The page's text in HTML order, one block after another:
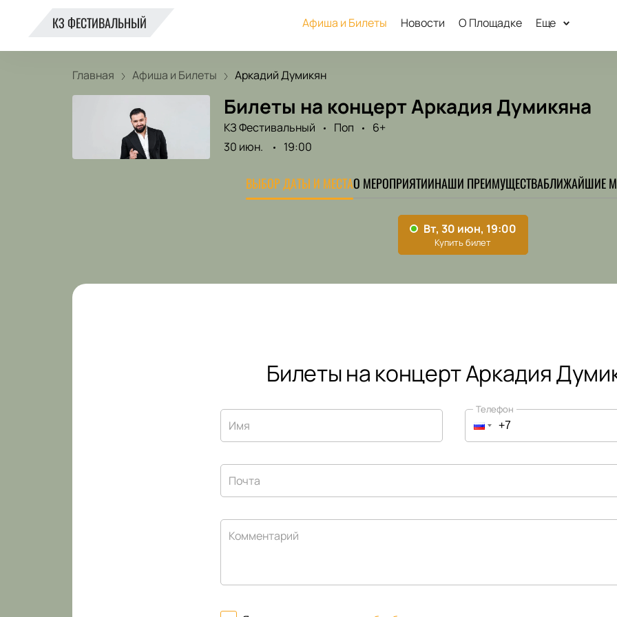
КЗ ФЕСТИВАЛЬНЫЙ Афиша и Билеты Новости О Площадке Еще
Главная Афиша и Билеты Аркадий Думикян
Билеты на концерт Аркадия Думикяна
КЗ Фестивальный Поп
6+
30 июн.
19:00
ВЫБОР ДАТЫ И МЕСТАО МЕРОПРИЯТИИНАШИ ПРЕИМУЩЕСТВАБЛИЖАЙШИЕ
Билеты на концерт Аркадия
Имя
Телефон
Почта
Комментарий